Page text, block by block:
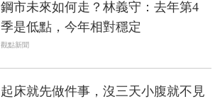
鋼市未來如何走？林義守：去年第4
季是低點，今年相對穩定
觀點新聞
起床就先做件事，沒三天小腹就不見